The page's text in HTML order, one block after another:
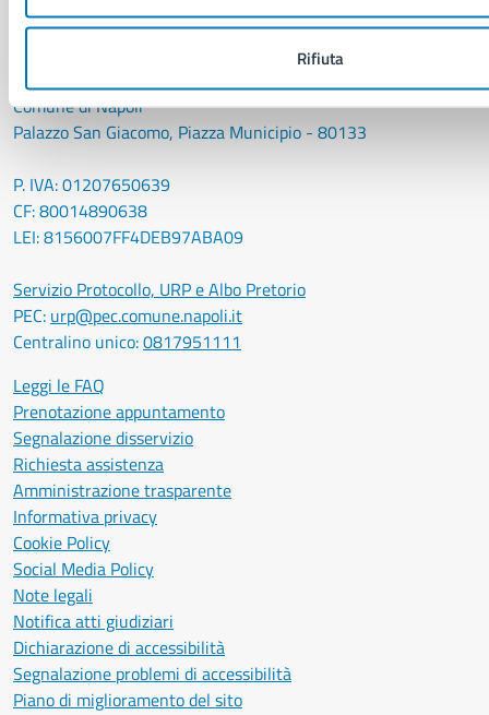
Rifiuta
Comune di Napoli
Palazzo San Giacomo, Piazza Municipio - 80133
P. IVA: 01207650639
CF: 80014890638
LEI: 8156007FF4DEB97ABA09
Servizio Protocollo, URP e Albo Pretorio
PEC: urp@pec.comune.napoli.it
Centralino unico:0817951111
Leggi le FAQ
Prenotazione appuntamento
Segnalazione disservizio
Richiesta assistenza
Amministrazione trasparente
Informativa privacy
Cookie Policy
Social Media Policy
Note legali
Notifica atti giudiziari
Dichiarazione di accessibilità
Segnalazione problemi di accessibilità
Piano di miglioramento del sito